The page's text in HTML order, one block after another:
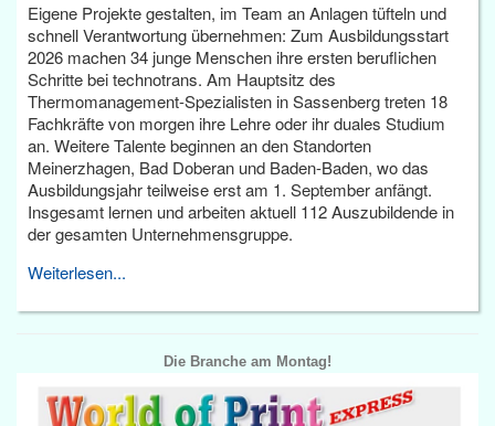
Eigene Projekte gestalten, im Team an Anlagen tüfteln und
schnell Verantwortung übernehmen: Zum Ausbildungsstart
2026 machen 34 junge Menschen ihre ersten beruflichen
Schritte bei technotrans. Am Hauptsitz des
Thermomanagement-Spezialisten in Sassenberg treten 18
Fachkräfte von morgen ihre Lehre oder ihr duales Studium
an. Weitere Talente beginnen an den Standorten
Meinerzhagen, Bad Doberan und Baden-Baden, wo das
Ausbildungsjahr teilweise erst am 1. September anfängt.
Insgesamt lernen und arbeiten aktuell 112 Auszubildende in
der gesamten Unternehmensgruppe.
Weiterlesen...
Die Branche am Montag!